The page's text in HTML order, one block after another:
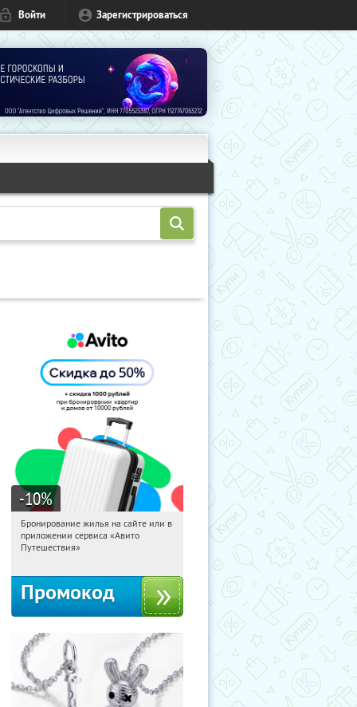
Войти Зарегистрироваться
-10%
01:22:47 Получили:11
Россия
Бронирование жилья на сайте или в
приложении сервиса «Авито
Путешествия»
Промокод